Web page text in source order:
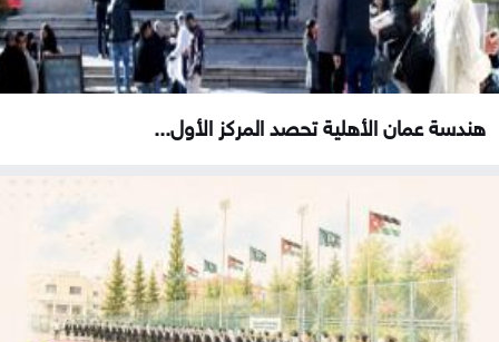
هندسة عمان الأهلية تحصد المركز الأول...